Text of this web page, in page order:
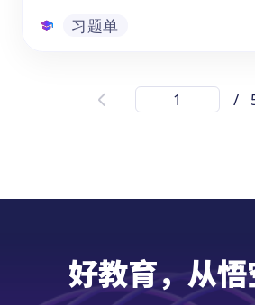
习题单
小学一二年级袋鼠数学竞赛
想要让您的孩子爱上数学吗？
片，能够吸引学生的注意力，
/
好教育，从